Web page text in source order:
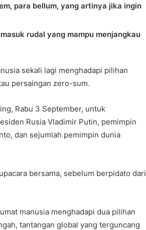
para bellum, yang artinya jika ingin
rudal yang mampu menjangkau
sekali lagi menghadapi pilihan
persaingan zero-sum.
Rabu 3 September, untuk
Rusia Vladimir Putin, pemimpin
dan sejumlah pemimpin dunia
bersama, sebelum berpidato dari
manusia menghadapi dua pilihan
tantangan global yang terguncang